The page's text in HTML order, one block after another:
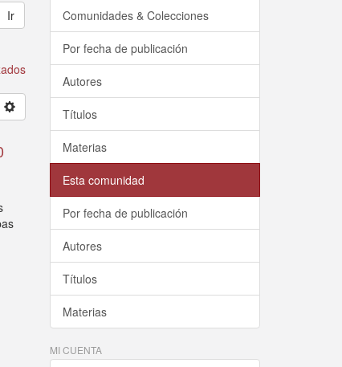
Ir Comunidades & Colecciones
Por fecha de publicación
Autores
Títulos
Materias
Esta comunidad
Por fecha de publicación
Autores
Títulos
Materias
MI CUENTA